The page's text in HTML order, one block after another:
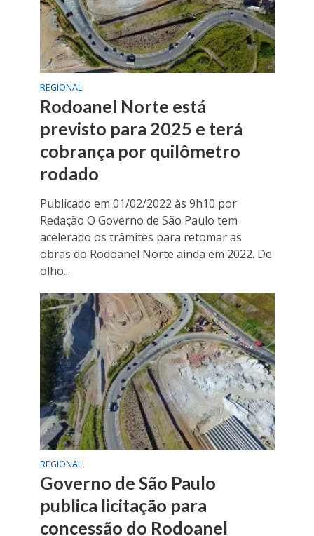
REGIONAL
Rodoanel Norte está
previsto para 2025 e terá
cobrança por quilômetro
rodado
Publicado em 01/02/2022 às 9h10 por
Redação O Governo de São Paulo tem
acelerado os trâmites para retomar as
obras do Rodoanel Norte ainda em 2022. De
olho...
REGIONAL
Governo de São Paulo
publica licitação para
concessão do Rodoanel